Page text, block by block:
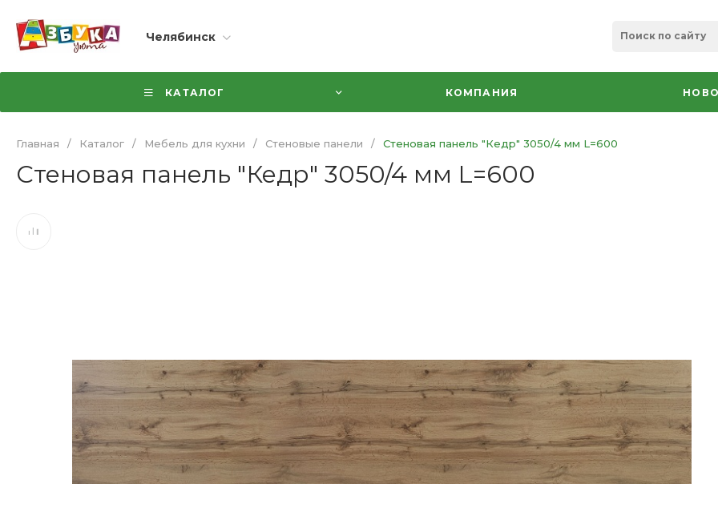
Челябинск
КАТАЛОГ КОМПАНИЯ
Главная / Каталог / Мебель для кухни / Стеновые панели / Стеновая панель "Кедр" 3050/4 мм L=600
Стеновая панель "Кедр" 3050/4 мм L=600